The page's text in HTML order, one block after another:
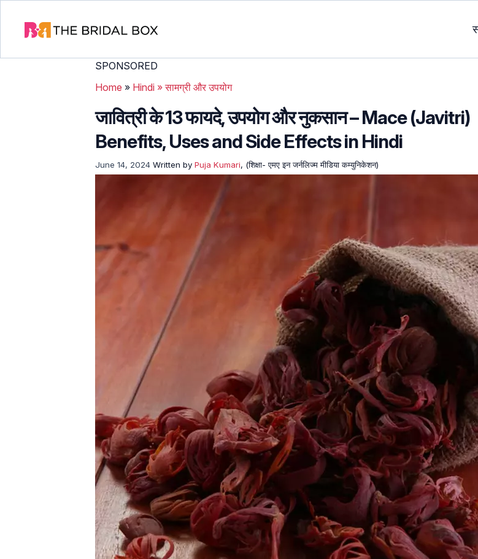
SPONSORED
Home » Hindi »सामग्री और उपयोग
जावित्री के 13 फायदे, उपयोग और नुकसान – Mace (Javitri)
Benefits, Uses and Side Effects in Hindi
June 14, 2024 Written by Puja Kumari, (शिक्षा- एमए इन जर्नलिज्म मीडिया कम्युनिकेशन)